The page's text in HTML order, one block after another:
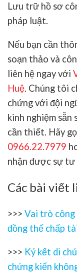
Lưu trữ hồ sơ
pháp luật.
Nếu bạn cần
soạn thảo và
liên hệ ngay với
Huệ. Chúng tôi
chứng với đội
kinh nghiệm sẵn
cần thiết. Hãy
0966.22.7979
nhận được sự tư
Các bài viết
>>> Vai trò công
đồng thế chấp
>>> Ký kết di
chứng kiến